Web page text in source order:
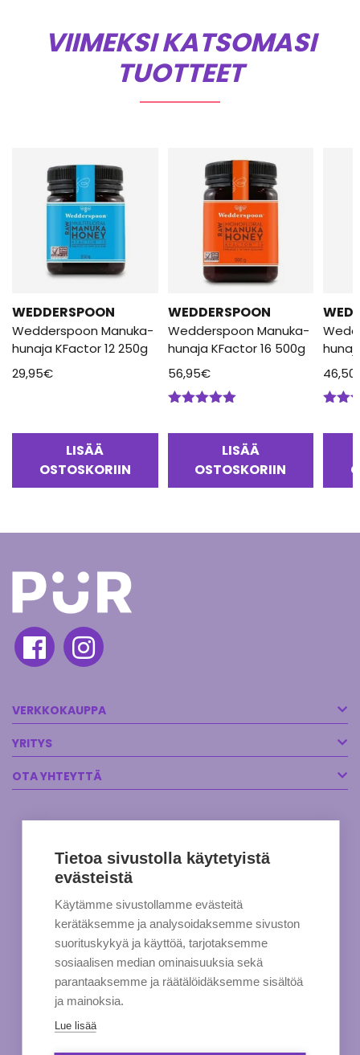
VIIMEKSI KATSOMASI
TUOTTEET
WEDDERSPOON
Wedderspoon Manuka-
hunaja KFactor 12 250g
29,95€
LISÄÄ
OSTOSKORIIN
WEDDERSPOON
Wedderspoon Manuka-
hunaja KFactor 16 500g
56,95€
LISÄÄ
OSTOSKORIIN
46,50
VERKKOKAUPPA
YRITYS
OTA YHTEYTTÄ
Tietoa sivustolla käytetyistä
evästeistä
Käytämme sivustollamme evästeitä
kerätäksemme ja analysoidaksemme sivuston
suorituskykyä ja käyttöä, tarjotaksemme
sosiaalisen median ominaisuuksia sekä
parantaaksemme ja räätälöidäksemme sisältöä
ja mainoksia.
Lue lisää